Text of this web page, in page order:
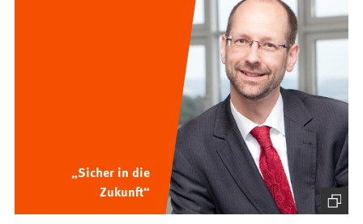
„Sicher in die
Zukunft“